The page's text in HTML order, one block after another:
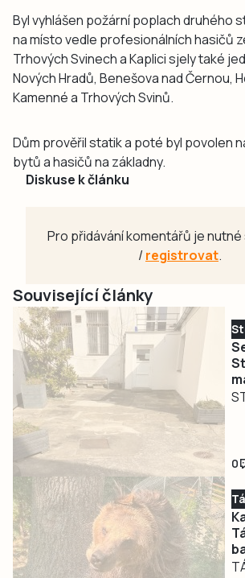
Byl vyhlášen požární poplach druhého
na místo vedle profesionálních hasičů
Trhových Svinech a Kaplici sjely také
Nových Hradů, Benešova nad Černou,
Kamenné a Trhových Svinů.
Dům prověřil statik a poté byl povolen
bytů a hasičů na základny.
Diskuse k článku
Pro přidávání komentářů je nutné
/registrovat.
Související články
U
0